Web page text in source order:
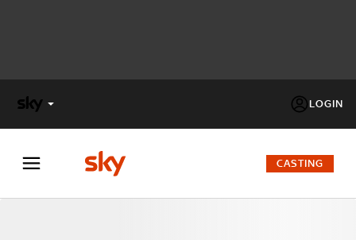
LOGIN
FACTOR
CASTING